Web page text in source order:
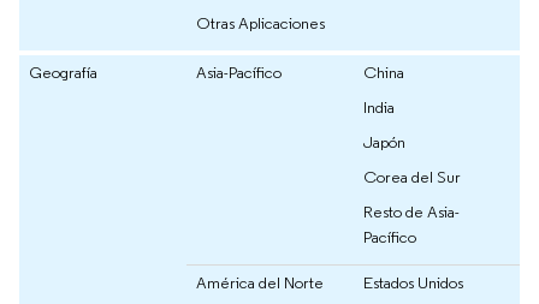
Otras Aplicaciones
Geografía Asia-Pacífico
China
India
Japón
Corea del Sur
Resto de Asia-
Pacífico
América del Norte
Estados Unidos